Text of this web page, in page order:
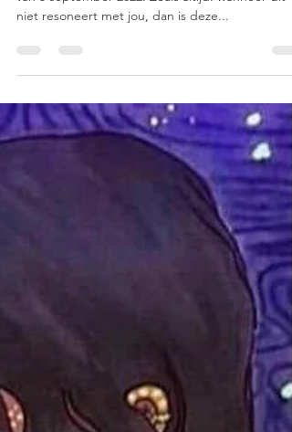
Hieronder vind je een stuk van een QHHT-sessie
niet resoneert met jou, dan is deze...